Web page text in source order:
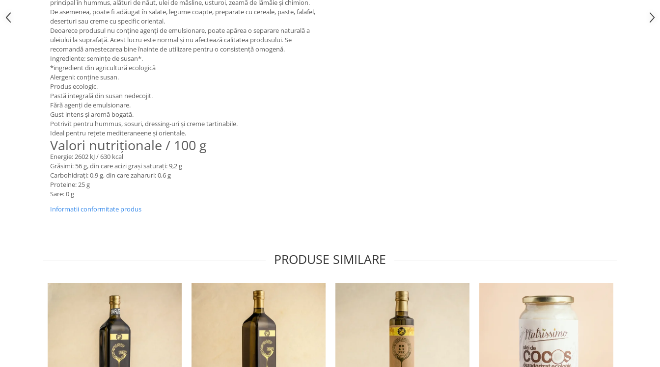
principal în hummus, alături de năut, ulei de măsline, usturoi, zeamă de lămâie și chimion.
De asemenea, poate fi adăugat în salate, legume coapte, preparate cu cereale, paste, falafel,
deserturi sau creme cu specific oriental.
Deoarece produsul nu conține agenți de emulsionare, poate apărea o separare naturală a
uleiului la suprafață. Acest lucru este normal și nu afectează calitatea produsului. Se
recomandă amestecarea bine înainte de utilizare pentru o consistență omogenă.
Ingrediente: semințe de susan*.
*ingredient din agricultură ecologică
Alergeni: conține susan.
Produs ecologic.
Pastă integrală din susan nedecojit.
Fără agenți de emulsionare.
Gust intens și aromă bogată.
Potrivit pentru hummus, sosuri, dressing-uri și creme tartinabile.
Ideal pentru rețete mediteraneene și orientale.
Valori nutriționale / 100 g
Energie: 2602 kJ / 630 kcal
Grăsimi: 56 g, din care acizi grași saturați: 9,2 g
Carbohidrați: 0,9 g, din care zaharuri: 0,6 g
Proteine: 25 g
Sare: 0 g
Informatii conformitate produs
PRODUSE SIMILARE